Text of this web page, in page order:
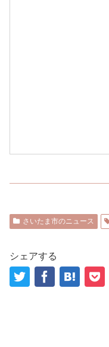
さいたま市のニュース
シェアする